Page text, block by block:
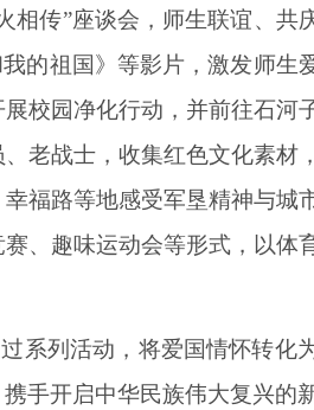
相传”座谈会，师生联谊、共
的祖国》等影片，激发师生
校园净化行动，并前往石河
老战士，收集红色文化素材
福路等地感受军垦精神与城
、趣味运动会等形式，以体
系列活动，将爱国情怀转化
手开启中华民族伟大复兴的新